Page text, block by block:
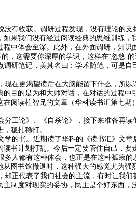
有收获。调研过程发现，没有理论的支
果我们没有经过阅读经典的思维训练，
中体会至深。此外，在外面调研，知识
，这需要你深厚的学识，这样在“忽悠”
研笔记，美其名曰：学术随笔，可是自
更渴望读后在大脑能留下什么，所以
目的是为和大师对话，在对话的过程中
阅读柱智兄的文章（华科读书汇第七期
工论》、《自杀论》，接下来准备再读
稳扎稳打。
的书。近期读了华科的《读书汇》文章
书计划打乱。今后一定要管住自己，要
人都有这种体会，也正是在这种孤寂的
图书馆撤退时，这种强大的感觉尤为强
却正代表了我们社会的主流，有时让我
制度对现实的妥协，民主是个好东西，